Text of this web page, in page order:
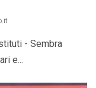
- Sembra
e...